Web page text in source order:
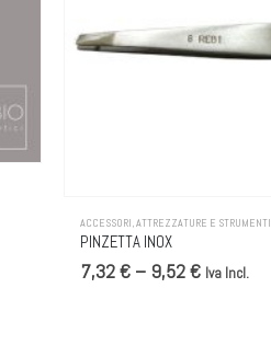
ACCESSORI,ATTREZZATURE E STRUMENTI
PINZETTA INOX
7,32 € – 9,52 € Iva Incl.